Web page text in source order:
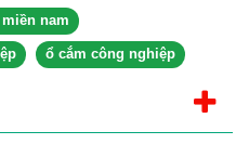
nam
ổ cắm công nghiệp